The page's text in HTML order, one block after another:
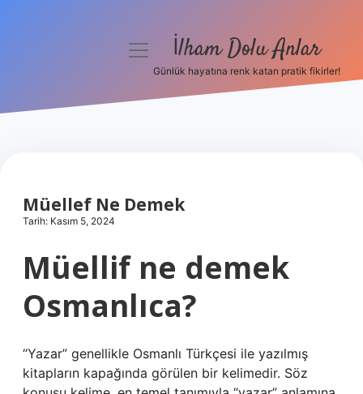
Hakkımızda
menüyü İlham Dolu Anlar
Günlük hayatına renk katan pratik fikirler!
Müellef Ne Demek
Tarih: Kasım 5, 2024
Müellif ne demek
Osmanlıca?
“Yazar” genellikle Osmanlı Türkçesi ile yazılmış
kitapların kapağında görülen bir kelimedir. Söz